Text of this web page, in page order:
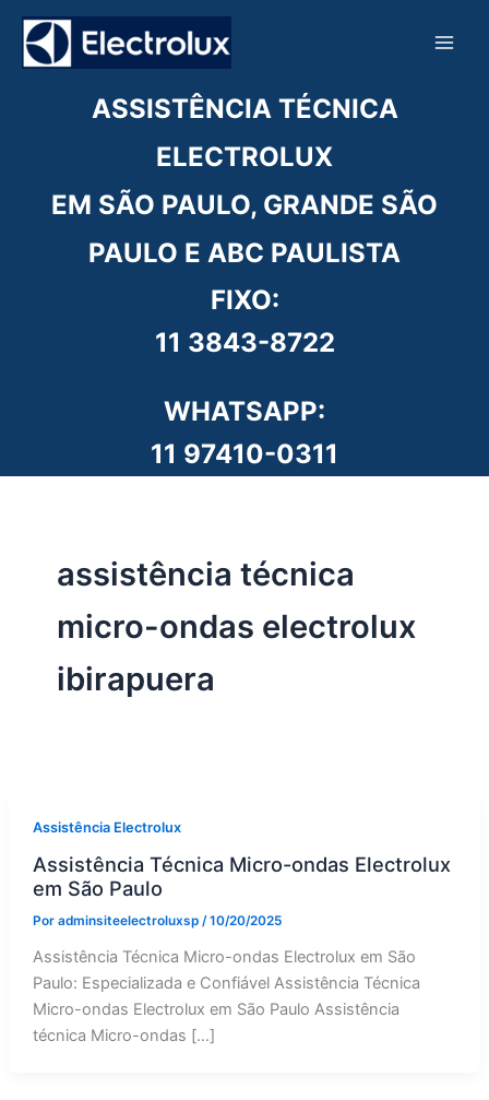
para
ASSISTÊNCIA TÉCNICA
ELECTROLUX
EM SÃO PAULO, GRANDE SÃO
PAULO E ABC PAULISTA
FIXO:
11 3843-8722
WHATSAPP:
11 97410-0311
assistência técnica
micro-ondas electrolux
ibirapuera
Assistência Electrolux
Assistência Técnica Micro-ondas Electrolux
em São Paulo
Por adminsiteelectroluxsp /10/20/2025
Assistência Técnica Micro-ondas Electrolux em São
Paulo: Especializada e Confiável Assistência Técnica
Micro-ondas Electrolux em São Paulo Assistência
técnica Micro-ondas […]